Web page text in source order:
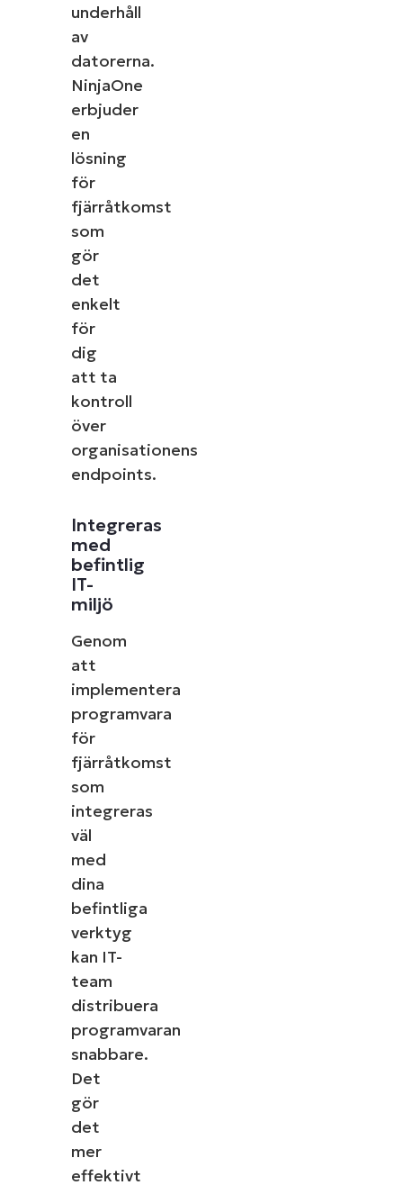
underhåll
av
datorerna.
NinjaOne
erbjuder
en
lösning
för
fjärråtkomst
som
gör
det
enkelt
för
dig
att ta
kontroll
över
organisationens
endpoints.
Integreras
med
befintlig
IT-
miljö
Genom
att
implementera
programvara
för
fjärråtkomst
som
integreras
väl
med
dina
befintliga
verktyg
kan IT-
team
distribuera
programvaran
snabbare.
Det
gör
det
mer
effektivt